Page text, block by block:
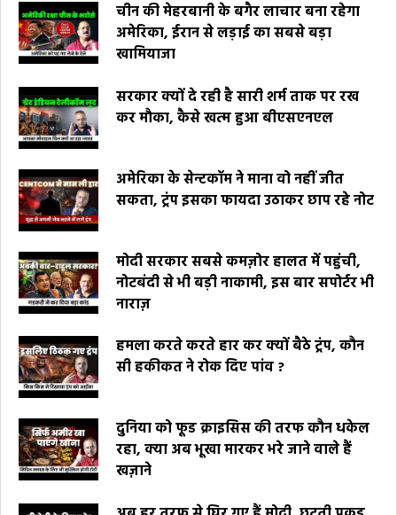
चीन की मेहरबानी के बगैर लाचार बना रहेगा
अमेरिका, ईरान से लड़ाई का सबसे बड़ा
खामियाजा
सरकार क्यों दे रही है सारी शर्म ताक पर रख
कर मौका, कैसे खत्म हुआ बीएसएनएल
अमेरिका के सेन्टकॉम ने माना वो नहीं जीत
सकता, ट्रंप इसका फायदा उठाकर छाप रहे नोट
मोदी सरकार सबसे कमज़ोर हालत में पहुंची,
नोटबंदी से भी बड़ी नाकामी, इस बार सपोर्टर भी
नाराज़
हमला करते करते हार कर क्यों बैठे ट्रंप, कौन
सी हकीकत ने रोक दिए पांव ?
दुनिया को फूड क्राइसिस की तरफ कौन धकेल
रहा, क्या अब भूखा मारकर भरे जाने वाले हैं
खज़ाने